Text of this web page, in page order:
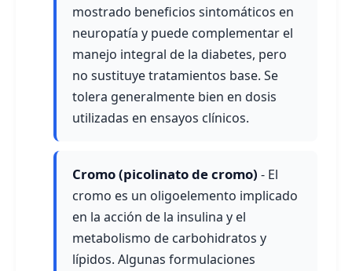
mostrado beneficios sintomáticos en
neuropatía y puede complementar el
manejo integral de la diabetes, pero
no sustituye tratamientos base. Se
tolera generalmente bien en dosis
utilizadas en ensayos clínicos.
Cromo (picolinato de cromo) - El
cromo es un oligoelemento implicado
en la acción de la insulina y el
metabolismo de carbohidratos y
lípidos. Algunas formulaciones